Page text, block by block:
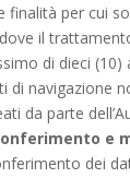
finalità per cui
il
di dieci (10)
di navigazione
da parte
e
dei